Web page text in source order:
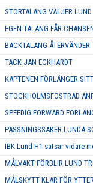
STORTALANG VÄLJER LUND
EGEN TALANG FÅR
BACKTALANG
TACK JAN ECKHARDT
KAPTENEN FÖRLÄNGER
STOCKHOLMSFOSTRAD
SPEEDIG FORWARD
PASSNINGSSÄKER LUNDA-
IBK Lund H1 satsar vidare
MÅLVAKT FÖRBLIR LUND
MÅLSKYTT KLAR FÖR